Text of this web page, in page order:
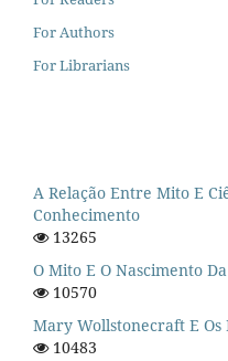
For Authors
For Librarians
A Relação Entre Mito E
Conhecimento
13265
O Mito E O Nascimento
10570
Mary Wollstonecraft E
10483